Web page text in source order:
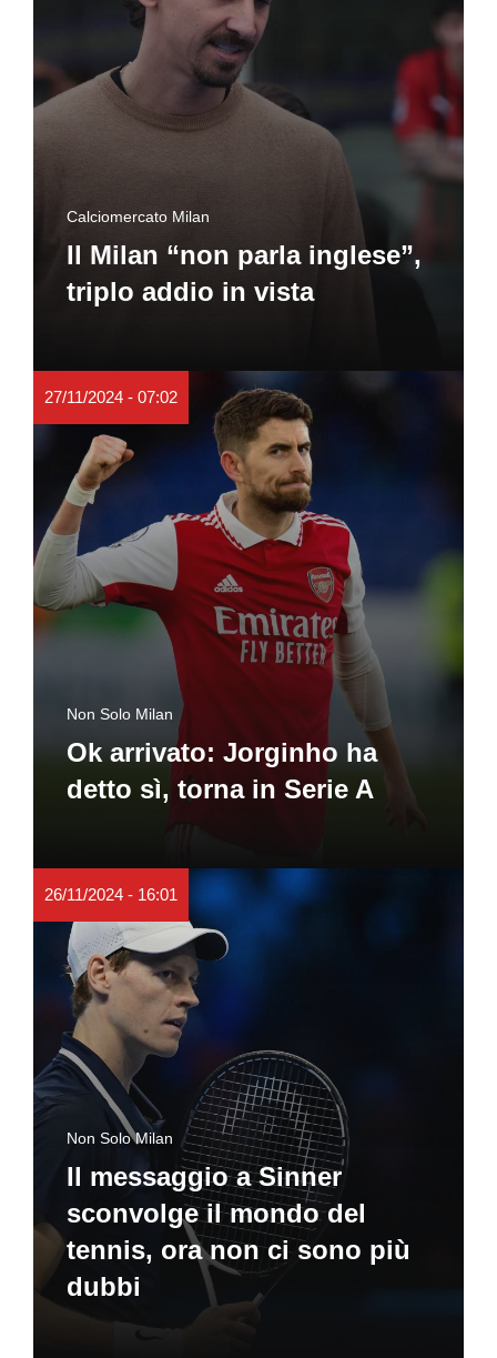
Calciomercato Milan
Il Milan “non parla inglese”,
triplo addio in vista
27/11/2024 - 07:02
Non Solo Milan
Ok arrivato: Jorginho ha
detto sì, torna in Serie A
26/11/2024 - 16:01
Non Solo Milan
Il messaggio a Sinner
sconvolge il mondo del
tennis, ora non ci sono più
dubbi